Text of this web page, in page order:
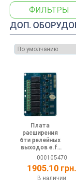
ФИЛЬТРЫ
ДОП.
Плата
расширения
6ти релейных
выходов e.f-
drive.pump.rela
y.6
000105470
1905.10 грн.
В наличии